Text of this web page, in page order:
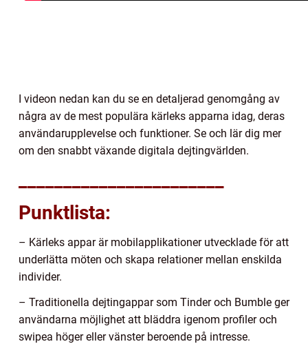
I videon nedan kan du se en detaljerad genomgång av
några av de mest populära kärleks apparna idag, deras
användarupplevelse och funktioner. Se och lär dig mer
om den snabbt växande digitala dejtingvärlden.
Punktlista:
– Kärleks appar är mobilapplikationer utvecklade för att
underlätta möten och skapa relationer mellan enskilda
individer.
– Traditionella dejtingappar som Tinder och Bumble ger
användarna möjlighet att bläddra igenom profiler och
swipea höger eller vänster beroende på intresse.